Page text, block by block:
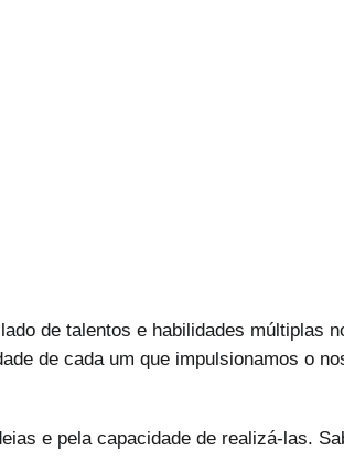
de talentos e habilidades
de cada um que impulsionamos o
e pela capacidade de realizá-las.